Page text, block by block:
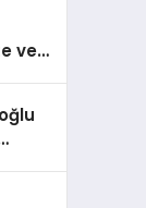
ve